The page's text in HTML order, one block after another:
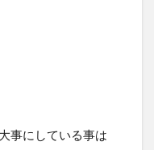
事にしている事は